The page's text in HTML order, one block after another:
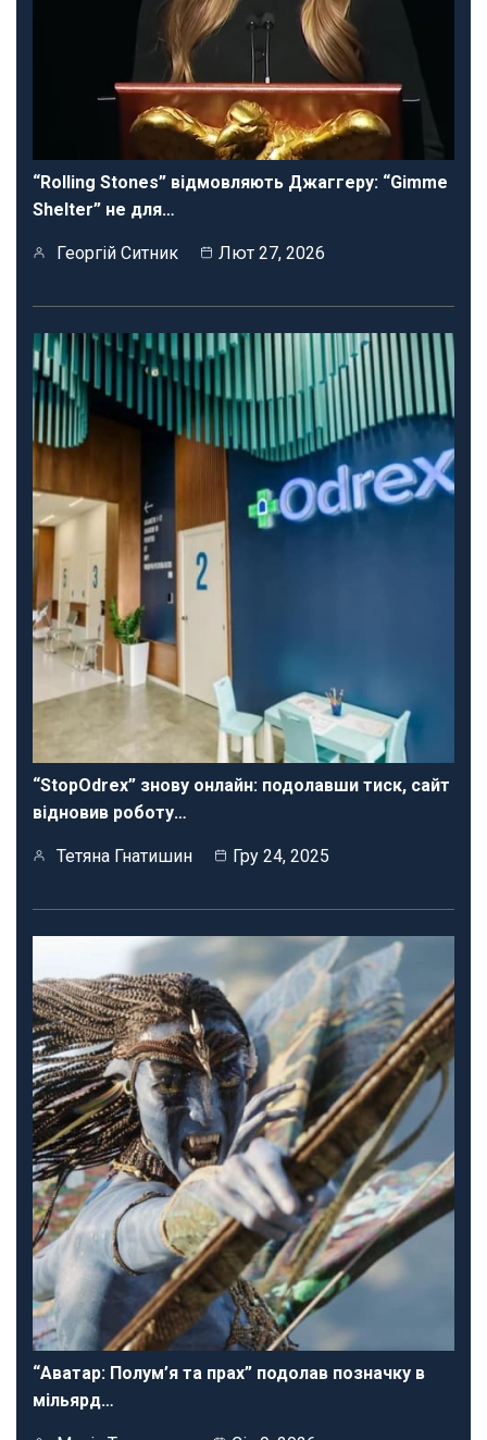
“Rolling Stones” відмовляють Джаггеру: “Gimme
Shelter” не для…
Георгій Ситник Лют 27, 2026
“StopOdrex” знову онлайн: подолавши тиск, сайт
відновив роботу…
Тетяна Гнатишин Гру 24, 2025
“Аватар: Полум’я та прах” подолав позначку в
мільярд…